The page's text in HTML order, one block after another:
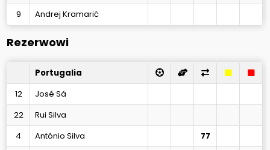
9
Andrej Kramarić
Rezerwowi
Portugalia
12
José Sá
22
Rui Silva
4
António Silva 77